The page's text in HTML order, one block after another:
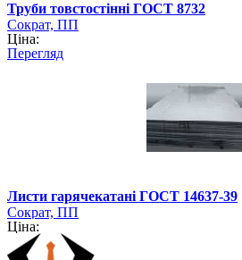
Труби товстостінні ГОСТ 8732
Сократ, ПП
Ціна:
Перегляд
Листи гарячекатані ГОСТ 14637-39
Сократ, ПП
Ціна: